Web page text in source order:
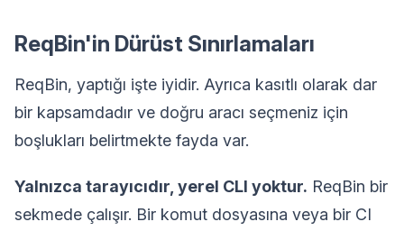
ReqBin'in Dürüst Sınırlamaları
ReqBin, yaptığı işte iyidir. Ayrıca kasıtlı olarak dar
bir kapsamdadır ve doğru aracı seçmeniz için
boşlukları belirtmekte fayda var.
Yalnızca tarayıcıdır, yerel CLI yoktur. ReqBin bir
sekmede çalışır. Bir komut dosyasına veya bir CI